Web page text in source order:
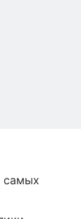
самых